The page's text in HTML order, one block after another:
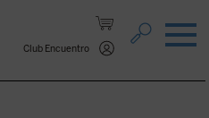
Club Encuentro